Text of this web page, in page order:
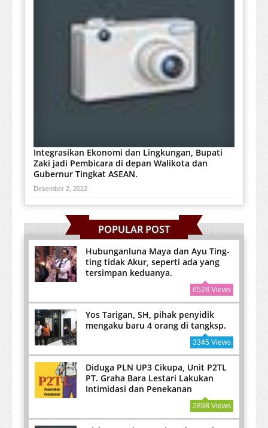
Integrasikan Ekonomi dan Lingkungan, Bupati
Zaki jadi Pembicara di depan Walikota dan
Gubernur Tingkat ASEAN.
Desember 2, 2022
POPULAR POST
Hubunganluna Maya dan Ayu Ting-
ting tidak Akur, seperti ada yang
tersimpan keduanya.
6528 Views
Yos Tarigan, SH, pihak penyidik
mengaku baru 4 orang di tangksp.
3345 Views
Diduga PLN UP3 Cikupa, Unit P2TL
PT. Graha Bara Lestari Lakukan
Intimidasi dan Penekanan
2898 Views